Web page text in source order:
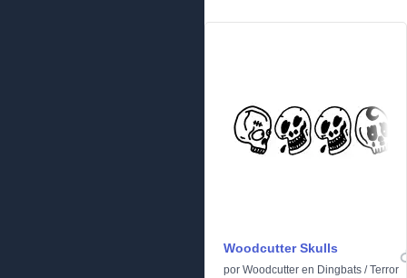
Woodcutter Skulls
por Woodcutter en Dingbats /Terror